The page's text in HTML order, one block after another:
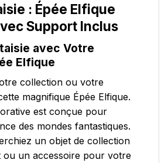
: Épée Elfique
Support Inclus
avec Votre
Elfique
collection ou votre
magnifique Épée Elfique.
est conçue pour
des mondes fantastiques.
un objet de collection
ou un accessoire pour votre